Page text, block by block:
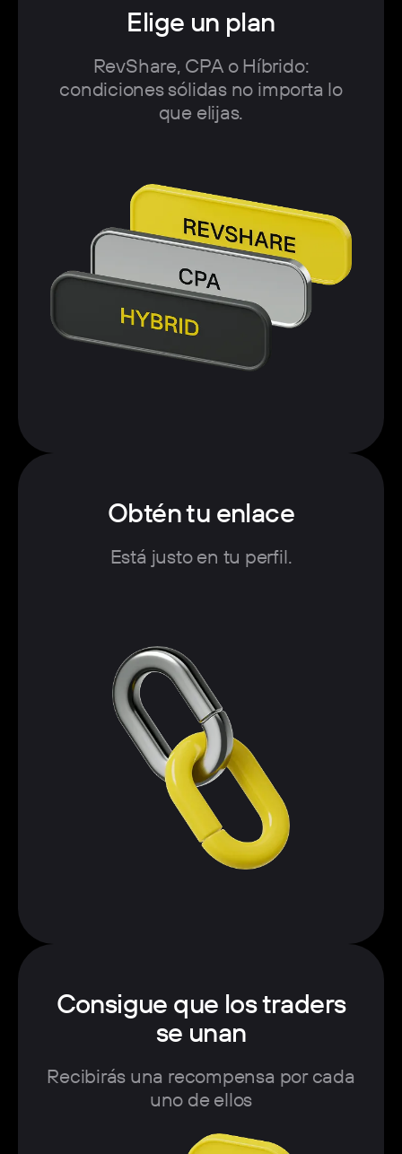
Elige un plan
RevShare, CPA o Híbrido:
condiciones sólidas no importa lo
que elijas.
Obtén tu enlace
Está justo en tu perfil.
Consigue que los traders
se unan
Recibirás una recompensa por cada
uno de ellos